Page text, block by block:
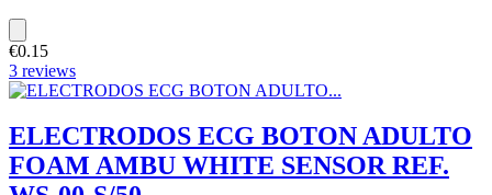
€0.15
3 reviews
ELECTRODOS ECG BOTON ADULTO
FOAM AMBU WHITE SENSOR REF.